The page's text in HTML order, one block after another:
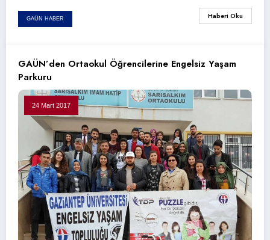
GAÜN HABER Haberi Oku
GAÜN’den Ortaokul Öğrencilerine Engelsiz Yaşam
Parkuru
24 Mart 2017